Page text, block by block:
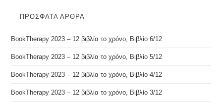
ΠΡΌΣΦΑΤΑ ΆΡΘΡΑ
BookTherapy 2023 – 12 βιβλία το χρόνο, Βιβλίο 6/12
BookTherapy 2023 – 12 βιβλία το χρόνο, Βιβλίο 5/12
BookTherapy 2023 – 12 βιβλία το χρόνο, Βιβλίο 4/12
BookTherapy 2023 – 12 βιβλία το χρόνο, Βιβλίο 3/12